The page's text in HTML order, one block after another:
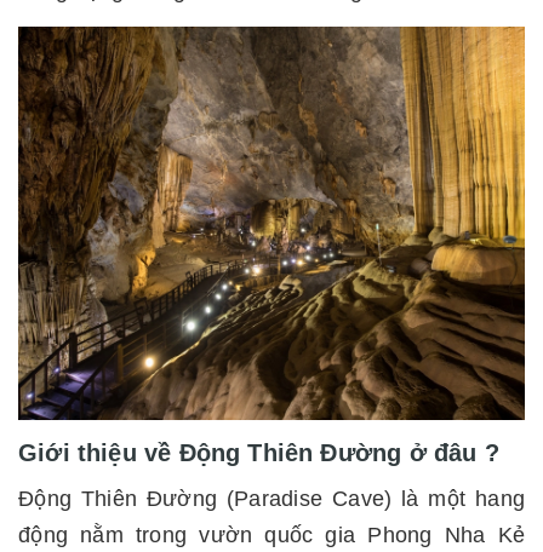
Giới thiệu về Động Thiên Đường ở đâu ?
Động Thiên Đường (Paradise Cave) là một hang
động nằm trong vườn quốc gia Phong Nha Kẻ